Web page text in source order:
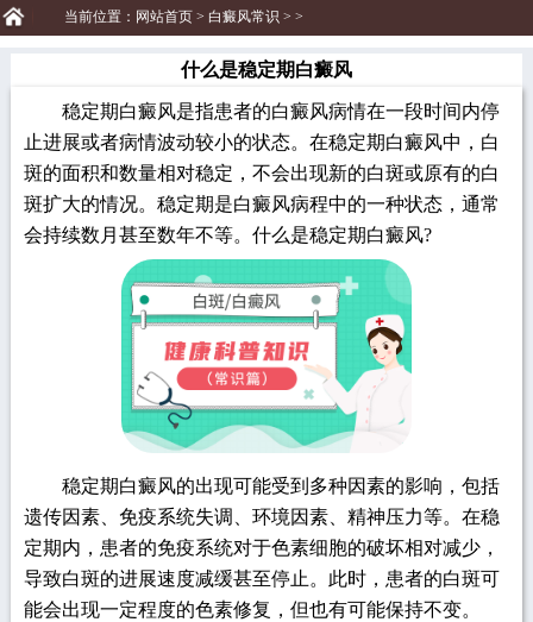
当前位置： 网站首页> 白癜风常识 > >
什么是稳定期白癜风
稳定期白癜风是指患者的白癜风病情在一段时间内停
止进展或者病情波动较小的状态。在稳定期白癜风中，白
斑的面积和数量相对稳定，不会出现新的白斑或原有的白
斑扩大的情况。稳定期是白癜风病程中的一种状态，通常
会持续数月甚至数年不等。什么是稳定期白癜风?
稳定期白癜风的出现可能受到多种因素的影响，包括
遗传因素、免疫系统失调、环境因素、精神压力等。在稳
定期内，患者的免疫系统对于色素细胞的破坏相对减少，
导致白斑的进展速度减缓甚至停止。此时，患者的白斑可
能会出现一定程度的色素修复，但也有可能保持不变。